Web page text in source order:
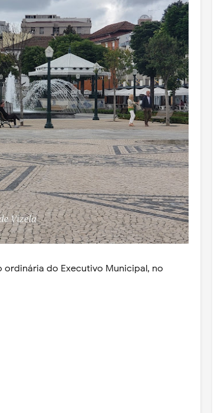
ordinária do Executivo Municipal, no